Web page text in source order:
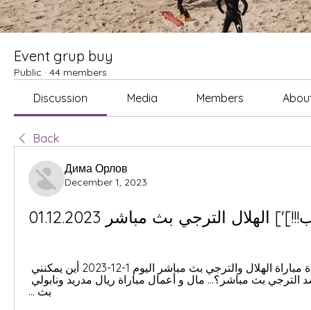
Event grup buy
Public · 44 members
Discussion Media Members
Back
Дима Орлов
December 1, 2023
الهلال الترجي بث مباشر 01.12.2023
بث ...